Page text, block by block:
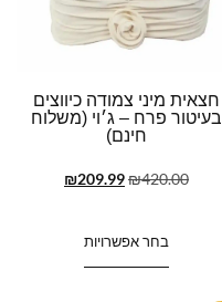
חצאית מיני צמודה כיווצים
בעיטור פרח – ג׳וי (משלוח
חינם)
₪420.00
₪209.99
בחר אפשרויות